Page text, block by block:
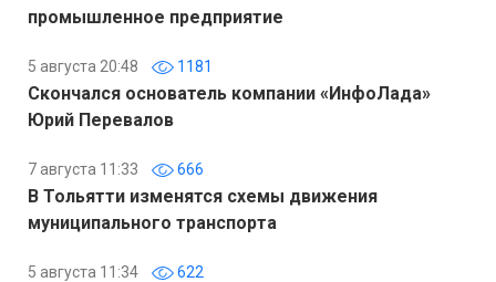
промышленное предприятие
5 августа 20:48 1181
Скончался основатель компании «ИнфоЛада»
Юрий Перевалов
7 августа 11:33 666
В Тольятти изменятся схемы движения
муниципального транспорта
5 августа 11:34 622